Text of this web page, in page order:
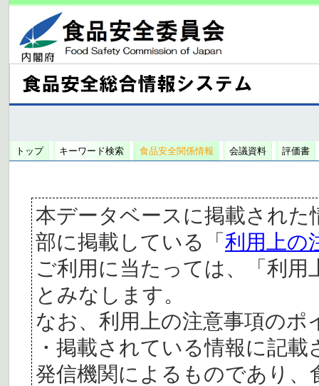
トップ キーワード検索 食品安全関係情報 会議資料 評価書
本データベースに掲載され
部に掲載している「利用上の
ご利用に当たっては、「利
とみなします。
なお、利用上の注意事項の
・掲載されている情報に記
発信機関によるものであり、